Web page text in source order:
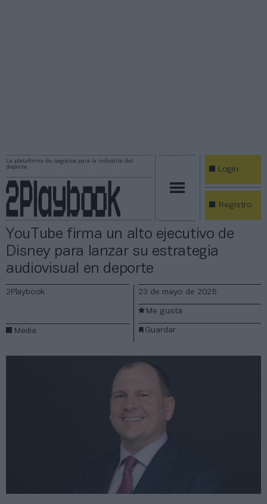
La plataforma de negocios para la industria del
deporte
Login
Registro
YouTube firma un alto ejecutivo de
Disney para lanzar su estrategia
audiovisual en deporte
2Playbook
Media
23 de mayo de 2025
Guardar
Me gusta